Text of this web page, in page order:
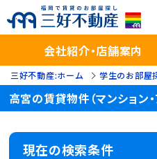
会社紹介・店舗案内
三好不動産:ホーム 学生のお部屋
高宮の賃貸物件（マンション
現在の検索条件